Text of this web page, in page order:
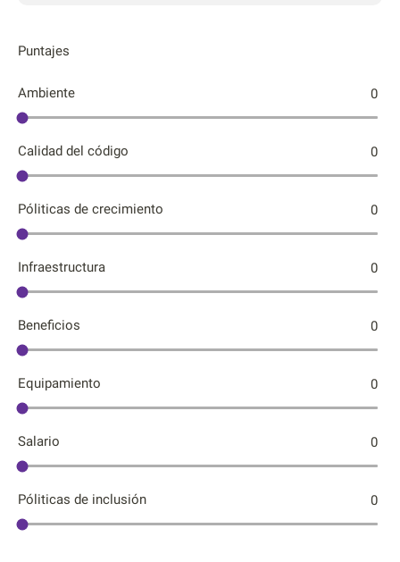
Puntajes
Ambiente 0
Calidad del código 0
Póliticas de crecimiento 0
Infraestructura 0
Beneficios 0
Equipamiento 0
Salario 0
Póliticas de inclusión 0